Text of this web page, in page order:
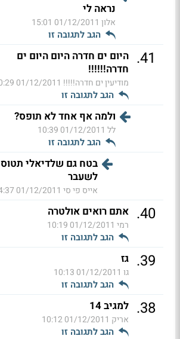
נראה לי
אלון 01/12/2011 15:01
הגב לתגובה זו
41
. היום ים חדרה היום היום ים
חדרה!!!!!!
מודיעין ים חדרה!!!!! 01/12/2011 10:29
הגב לתגובה זו
ולמה אף אחד לא תופס?
לל 01/12/2011 10:39
הגב לתגובה זו
בטח גם שלדיאלי תטוס
לשעבר
אייס פי סי 01/12/2011 14:37
40
. אתם רואים אולטרה
רמי 01/12/2011 10:19
הגב לתגובה זו
39
. גז
גו 01/12/2011 10:13
הגב לתגובה זו
38
. למגיב 14
אריק 01/12/2011 10:12
הגב לתגובה זו